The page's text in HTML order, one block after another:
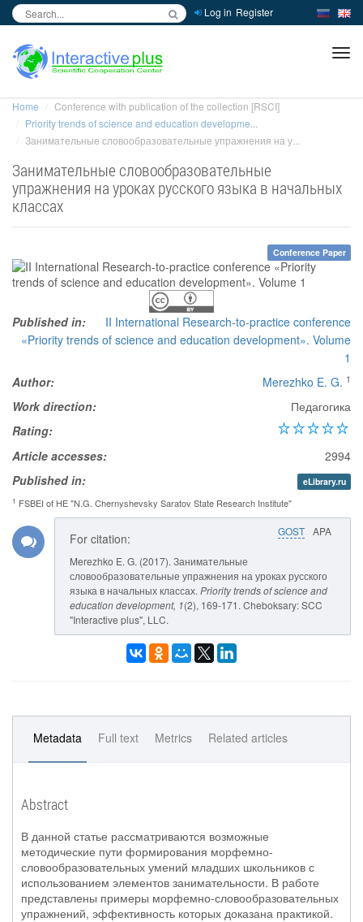
Log in Register
Home
Conference with publication of the collection [RSCI]
Priority trends of science and education developme...
Занимательные словообразовательные упражнения на у...
Занимательные словообразовательные
упражнения на уроках русского языка в начальных
классах
Conference Paper
Published in:
II International Research-to-practice conference
«Priority trends of science and education development». Volume
1
Author:
Merezhko E. G. 1
Work direction:
Педагогика
Rating:
Article accesses:
2994
Published in:
eLibrary.ru
1 FSBEI of HE "N.G. Chernyshevsky Saratov State Research Institute"
GOST APA
For citation:
Merezhko E. G. (2017). Занимательные
словообразовательные упражнения на уроках русского
языка в начальных классах. Priority trends of science and
education development, 1(2), 169-171. Cheboksary: SCC
"Interactive plus", LLC.
Metadata Full text Metrics Related articles
Abstract
В данной статье рассматриваются возможные
методические пути формирования морфемно-
словообразовательных умений младших школьников с
использованием элементов занимательности. В работе
представлены примеры морфемно-словообразовательных
упражнений, эффективность которых доказана практикой.